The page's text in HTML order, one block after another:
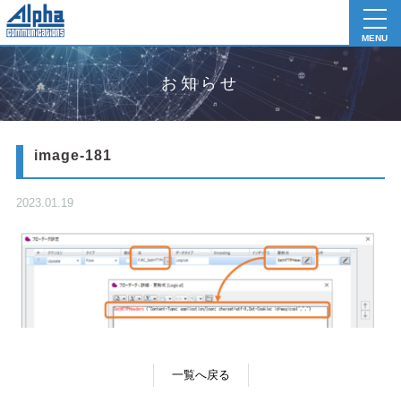
MENU
お知らせ
image-181
2023.01.19
一覧へ戻る